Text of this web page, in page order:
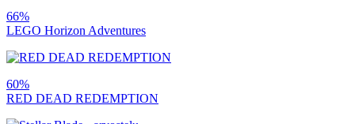
66%
LEGO Horizon Adventures
60%
RED DEAD REDEMPTION